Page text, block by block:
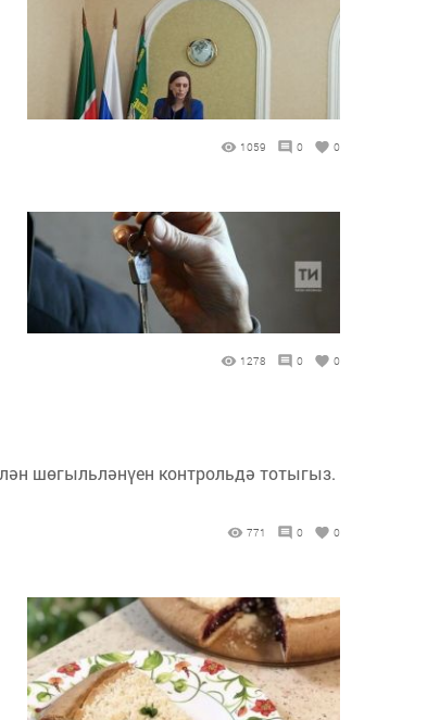
1059 0 0
1278 0 0
шөгыльләнүен контрольдә тотыгыз.
771 0 0